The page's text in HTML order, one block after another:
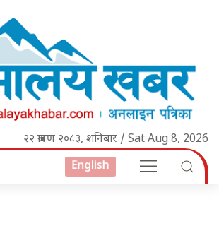
२२ श्रावण २०८३, शनिबार / Sat Aug 8, 2026
English